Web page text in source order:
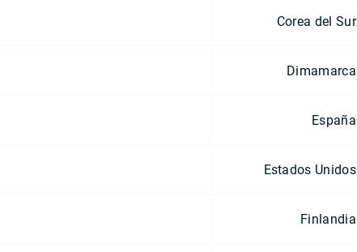
Corea del Sur
Dimamarca
España
Estados Unidos
Finlandia